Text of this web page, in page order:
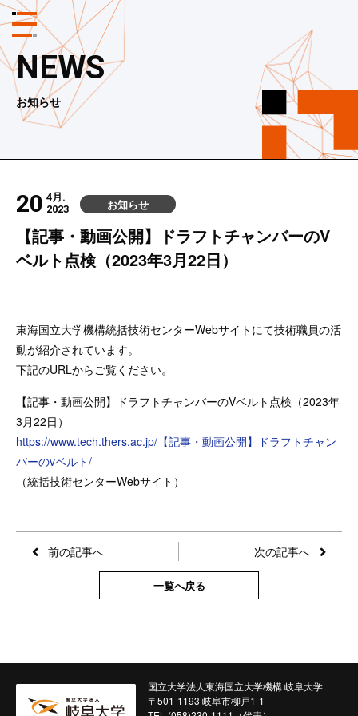
メ
ニ
ュ
ー
ボ
ン
お知らせ
NEWS
20 4月.
2023
お知らせ
【記事・動画公開】ドラフトチャンバーのV
ベルト点検（2023年3月22日）
東海国立大学機構統括技術センターWebサイトにて技術職員の活
動が紹介されています。
下記のURLからご覧ください。
【記事・動画公開】ドラフトチャンバーのVベルト点検（2023年
3月22日）
https://www.tech.thers.ac.jp/【記事・動画公開】ドラフトチャン
バーのvベルト/
（統括技術センターWebサイト）
前の記事へ 次の記事へ
一覧へ戻る
国立大学法人東海国立大学機構 岐阜大学
〒501-1193 岐阜市柳戸1-1